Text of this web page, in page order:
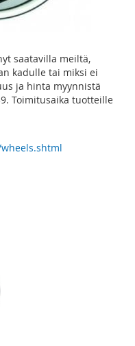
saatavilla meiltä,
kadulle tai miksi ei
ja hinta myynnistä
Toimitusaika tuotteille